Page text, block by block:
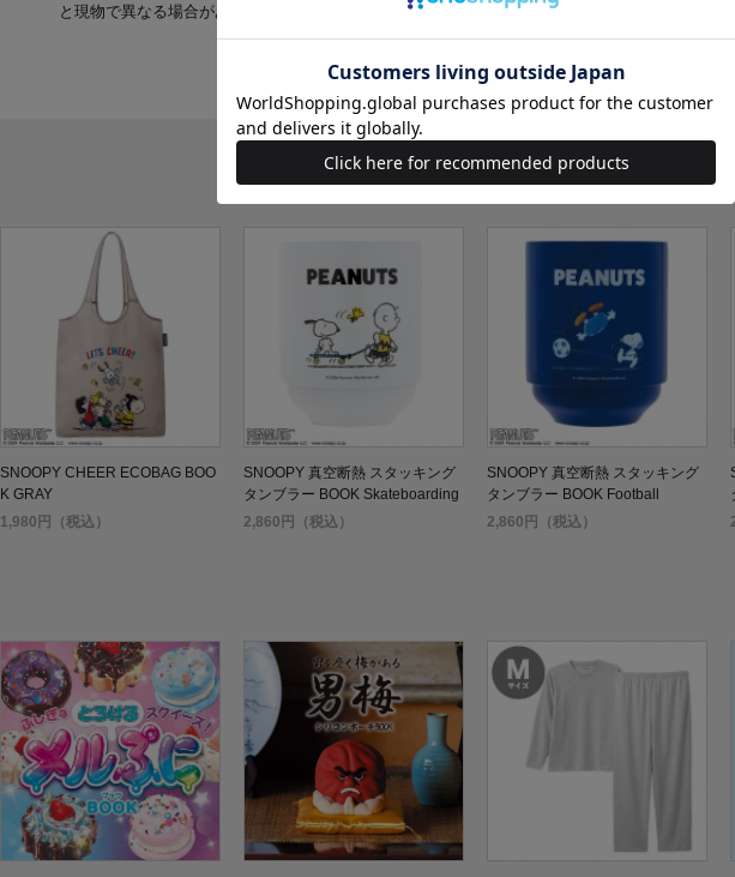
と現物で異なる場合があります。
SNOOPY CHEER ECOBAG BOO
K GRAY
1,980円（税込）
SNOOPY 真空断熱 スタッキング
タンブラー BOOK Skateboarding
2,860円（税込）
SNOOPY 真空断熱 スタッキング
タンブラー BOOK Football
2,860円（税込）